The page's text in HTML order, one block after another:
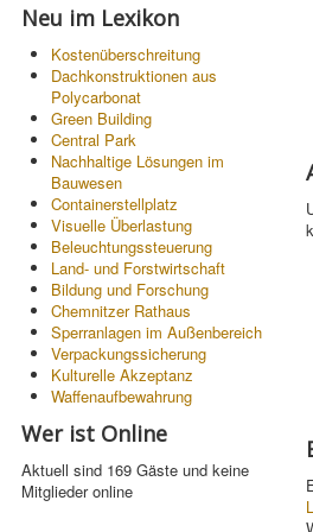
Neu im Lexikon
Kostenüberschreitung
Dachkonstruktionen aus
Polycarbonat
Green Building
Central Park
Nachhaltige Lösungen im
Bauwesen
Containerstellplatz
Visuelle Überlastung
Beleuchtungssteuerung
Land- und Forstwirtschaft
Bildung und Forschung
Chemnitzer Rathaus
Sperranlagen im Außenbereich
Verpackungssicherung
Kulturelle Akzeptanz
Waffenaufbewahrung
Wer ist Online
Aktuell sind 169 Gäste und keine
Mitglieder online